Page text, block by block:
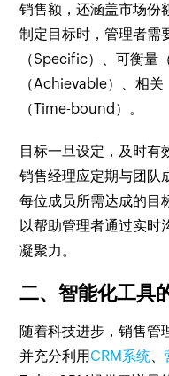
销售额，还涵盖市场份
制定目标时，管理者需
（Specific）、可衡量
（Achievable）、相
（Time-bound）。
目标一旦设定，及时有
销售经理应定期与团队
每位成员所需达成的目
以帮助管理者通过实时
凝聚力。
二、智能化工具
随着科技进步，销售管
并充分利用CRM系统、